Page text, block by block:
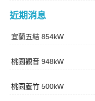
近期消息
宜蘭五結 854kW
桃園觀音 948kW
桃園蘆竹 500kW